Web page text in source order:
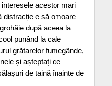
acestor mari
distracție e să omoare
după aceea la
punând la cale
grătarelor fumegânde,
și așteptați de
de taină înainte de